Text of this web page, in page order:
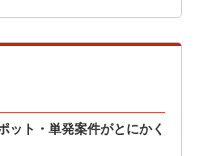
ット・単発案件がとにかく